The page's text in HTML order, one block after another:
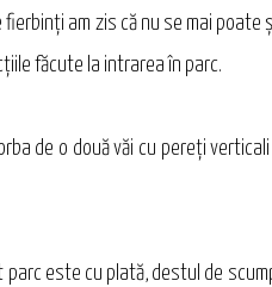
fierbinţi am zis că nu se mai
făcute la intrarea în parc.
de o două văi cu pereţi
parc este cu plată, destul de